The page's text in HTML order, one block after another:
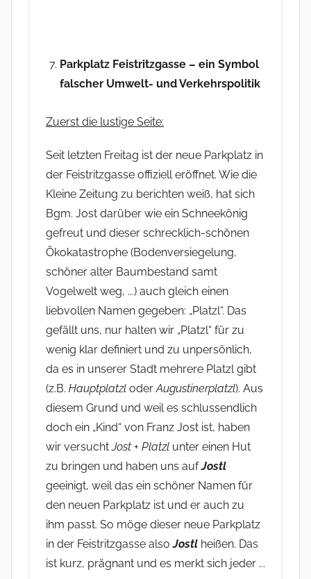
Parkplatz Feistritzgasse – ein Symbol
falscher Umwelt- und Verkehrspolitik
Zuerst die lustige Seite:
Seit letzten Freitag ist der neue Parkplatz in
der Feistritzgasse offiziell eröffnet. Wie die
Kleine Zeitung zu berichten weiß, hat sich
Bgm. Jost darüber wie ein Schneekönig
gefreut und dieser schrecklich-schönen
Ökokatastrophe (Bodenversiegelung,
schöner alter Baumbestand samt
Vogelwelt weg, ...) auch gleich einen
liebvollen Namen gegeben: „Platzl“. Das
gefällt uns, nur halten wir „Platzl“ für zu
wenig klar definiert und zu unpersönlich,
da es in unserer Stadt mehrere Platzl gibt
(z.B. Hauptplatzl oderAugustinerplatzl). Aus
diesem Grund und weil es schlussendlich
doch ein „Kind“ von Franz Jost ist, haben
wir versuchtJost + Platzl unter einen Hut
zu bringen und haben uns aufJostl
geeinigt, weil das ein schöner Namen für
den neuen Parkplatz ist und er auch zu
ihm passt. So möge dieser neue Parkplatz
in der Feistritzgasse alsoJostl heißen. Das
ist kurz, prägnant und es merkt sich jeder ...